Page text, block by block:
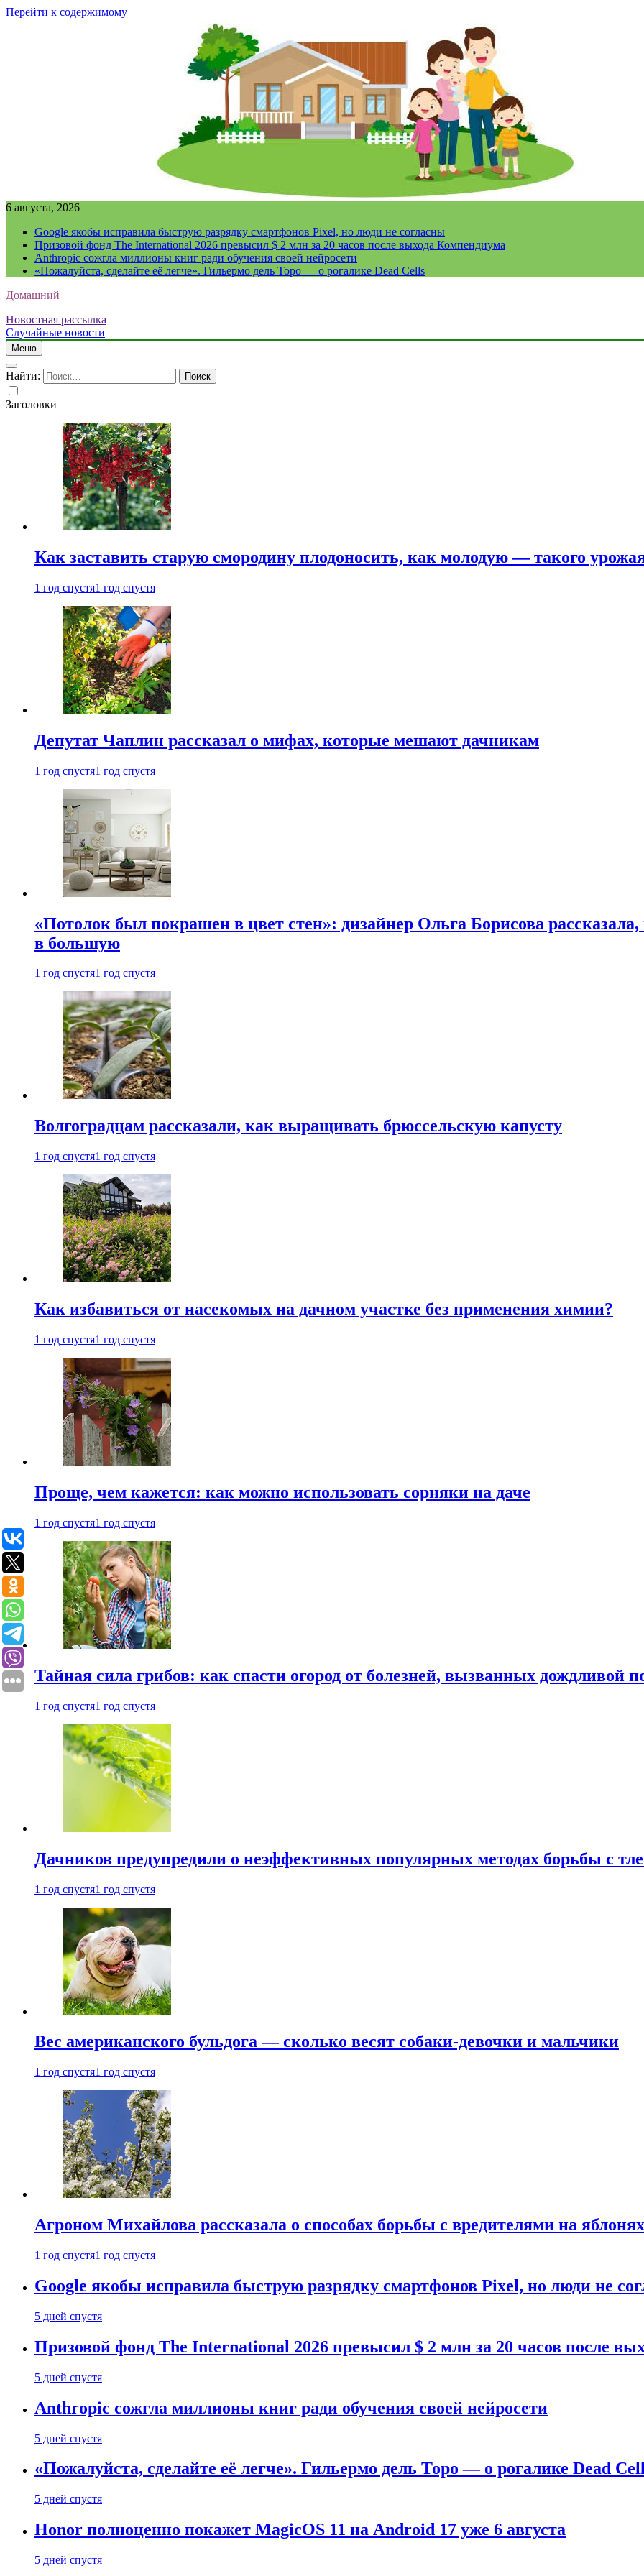
Перейти к содержимому
6 августа, 2026
Google якобы исправила быструю разрядку смартфонов Pixel, но люди не согласны
Призовой фонд The International 2026 превысил $ 2 млн за 20 часов после выхода Компендиума
Anthropic сожгла миллионы книг ради обучения своей нейросети
«Пожалуйста, сделайте её легче». Гильермо дель Торо — о рогалике Dead Cells
Домашний
Новостная рассылка
Случайные новости
Меню
Найти:
Заголовки
Как заставить старую смородину плодоносить, как молодую — такого
1 год спустя1 год спустя
Депутат Чаплин рассказал о мифах, которые мешают дачникам
1 год спустя1 год спустя
«Потолок был покрашен в цвет стен»: дизайнер Ольга Борисова
в большую
1 год спустя1 год спустя
Волгоградцам рассказали, как выращивать брюссельскую капусту
1 год спустя1 год спустя
Как избавиться от насекомых на дачном участке без применения химии?
1 год спустя1 год спустя
Проще, чем кажется: как можно использовать сорняки на даче
1 год спустя1 год спустя
Тайная сила грибов: как спасти огород от болезней, вызванных дождливой
1 год спустя1 год спустя
Дачников предупредили о неэффективных популярных методах борьбы с
1 год спустя1 год спустя
Вес американского бульдога — сколько весят собаки-девочки и мальчики
1 год спустя1 год спустя
Агроном Михайлова рассказала о способах борьбы с вредителями на яблонях
1 год спустя1 год спустя
Google якобы исправила быструю разрядку смартфонов Pixel, но люди не
5 дней спустя
Призовой фонд The International 2026 превысил $ 2 млн за 20 часов после
5 дней спустя
Anthropic сожгла миллионы книг ради обучения своей нейросети
5 дней спустя
«Пожалуйста, сделайте её легче». Гильермо дель Торо — о рогалике Dead
5 дней спустя
Honor полноценно покажет MagicOS 11 на Android 17 уже 6 августа
5 дней спустя